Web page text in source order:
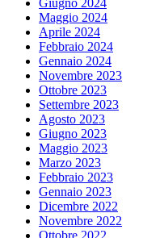
Maggio 2024
Aprile 2024
Febbraio 2024
Gennaio 2024
Novembre 2023
Ottobre 2023
Settembre 2023
Agosto 2023
Giugno 2023
Maggio 2023
Marzo 2023
Febbraio 2023
Gennaio 2023
Dicembre 2022
Novembre 2022
Ottobre 2022